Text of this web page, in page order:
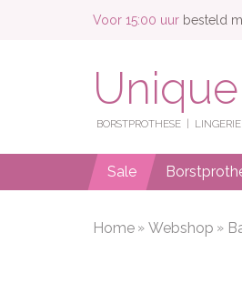
Voor 15:00 uur besteld
BORSTPROTHESE LINGERIE
Sale
Home Webshop